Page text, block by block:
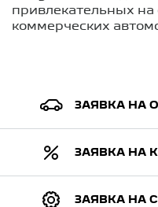
привлекательных
коммерческих
ЗАЯВКА НА
ЗАЯВКА НА
ЗАЯВКА НА